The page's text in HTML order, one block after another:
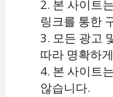
2. 본 사이트
링크를 통한
3. 모든 광고
따라 명확하
4. 본 사이트
않습니다.